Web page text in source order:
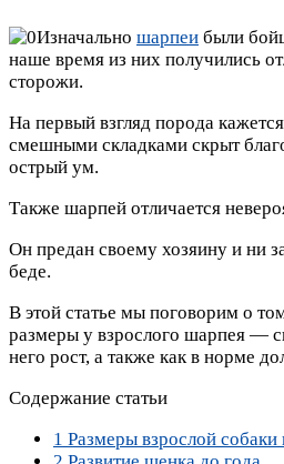
Изначально шарпеи были
наше время из них получились
сторожи.
На первый взгляд порода
смешными складками скрыт
острый ум.
Также шарпей отличается
Он предан своему хозяину и ни
беде.
В этой статье мы поговорим о
размеры у взрослого шарпея —
него рост, а также как в норме
Содержание статьи
1 Размеры взрослой собаки